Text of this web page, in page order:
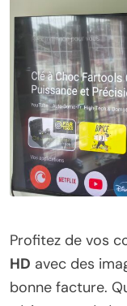
Profitez de vos
HD avec des
bonne facture.